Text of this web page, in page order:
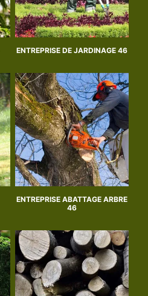
ENTREPRISE DE JARDINAGE 46
ENTREPRISE ABATTAGE ARBRE
46